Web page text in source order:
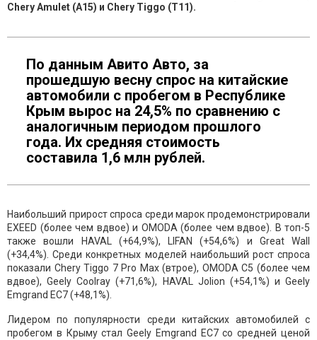
Chery Amulet (A15) и Chery Tiggo (T11).
По данным Авито Авто, за
прошедшую весну спрос на китайские
автомобили с пробегом в Республике
Крым вырос на 24,5% по сравнению с
аналогичным периодом прошлого
года. Их средняя стоимость
составила 1,6 млн рублей.
Наибольший прирост спроса среди марок продемонстрировали
EXEED (более чем вдвое) и OMODA (более чем вдвое). В топ-5
также вошли HAVAL (+64,9%), LIFAN (+54,6%) и Great Wall
(+34,4%). Среди конкретных моделей наибольший рост спроса
показали Chery Tiggo 7 Pro Max (втрое), OMODA C5 (более чем
вдвое), Geely Coolray (+71,6%), HAVAL Jolion (+54,1%) и Geely
Emgrand EC7 (+48,1%).
Лидером по популярности среди китайских автомобилей с
пробегом в Крыму стал Geely Emgrand EC7 со средней ценой